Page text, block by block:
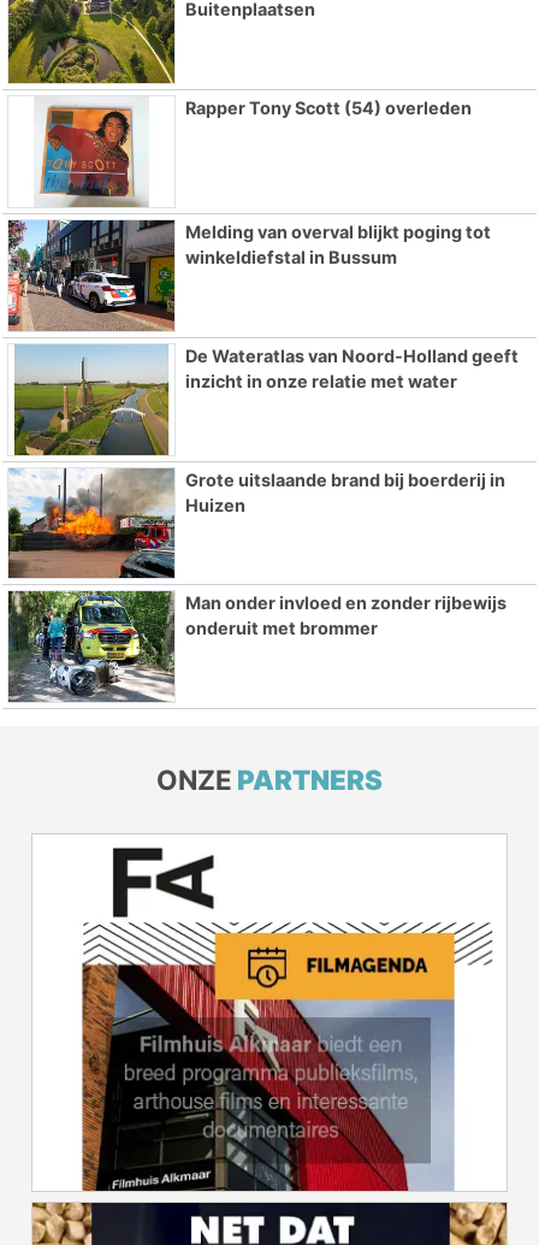
Buitenplaatsen
Rapper Tony Scott (54) overleden
Melding van overval blijkt poging tot
winkeldiefstal in Bussum
De Wateratlas van Noord-Holland geeft
inzicht in onze relatie met water
Grote uitslaande brand bij boerderij in
Huizen
Man onder invloed en zonder rijbewijs
onderuit met brommer
ONZE PARTNERS